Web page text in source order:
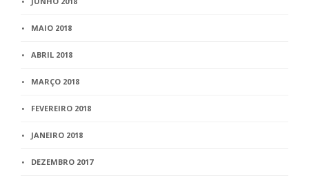
MAIO 2018
ABRIL 2018
MARÇO 2018
FEVEREIRO 2018
JANEIRO 2018
DEZEMBRO 2017